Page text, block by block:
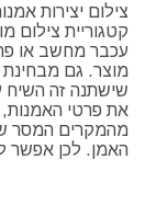
צילום יצירות
קטגוריית צילום
עכבר מחשב או
מוצר. גם מבחינת
שישתנה זה השיח
את פרטי
מהמקרים המסר
האמן. לכן אפשר